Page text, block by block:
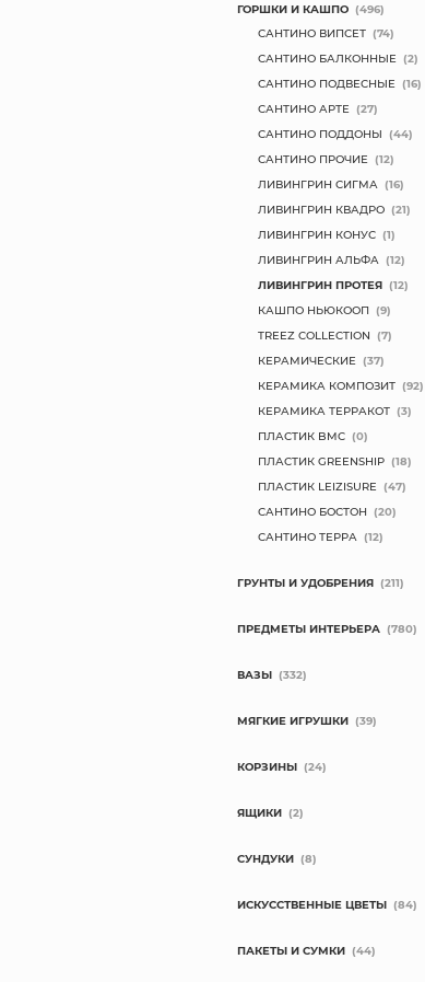
ГОРШКИ И КАШПО (496)
САНТИНО ВИПСЕТ (74)
САНТИНО БАЛКОННЫЕ (2)
САНТИНО ПОДВЕСНЫЕ (16)
САНТИНО АРТЕ (27)
САНТИНО ПОДДОНЫ (44)
САНТИНО ПРОЧИЕ (12)
ЛИВИНГРИН СИГМА (16)
ЛИВИНГРИН КВАДРО (21)
ЛИВИНГРИН КОНУС (1)
ЛИВИНГРИН АЛЬФА (12)
ЛИВИНГРИН ПРОТЕЯ (12)
КАШПО НЬЮКООП (9)
TREEZ COLLECTION (7)
КЕРАМИЧЕСКИЕ (37)
КЕРАМИКА КОМПОЗИТ (92)
КЕРАМИКА ТЕРРАКОТ (3)
ПЛАСТИК BMC (0)
ПЛАСТИК GREENSHIP (18)
ПЛАСТИК LEIZISURE (47)
САНТИНО БОСТОН (20)
САНТИНО ТЕРРА (12)
ГРУНТЫ И УДОБРЕНИЯ (211)
ПРЕДМЕТЫ ИНТЕРЬЕРА (780)
ВАЗЫ (332)
МЯГКИЕ ИГРУШКИ (39)
КОРЗИНЫ (24)
ЯЩИКИ (2)
СУНДУКИ (8)
ИСКУССТВЕННЫЕ ЦВЕТЫ (84)
ПАКЕТЫ И СУМКИ (44)